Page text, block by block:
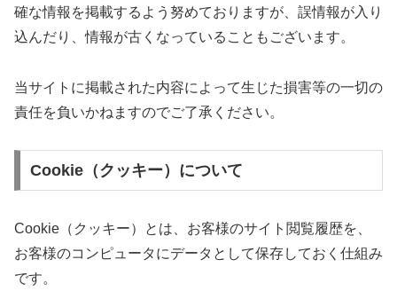
確な情報を掲載するよう努めておりますが、誤情報が入り
込んだり、情報が古くなっていることもございます。
当サイトに掲載された内容によって生じた損害等の一切の
責任を負いかねますのでご了承ください。
Cookie（クッキー）について
Cookie（クッキー）とは、お客様のサイト閲覧履歴を、
お客様のコンピュータにデータとして保存しておく仕組み
です。